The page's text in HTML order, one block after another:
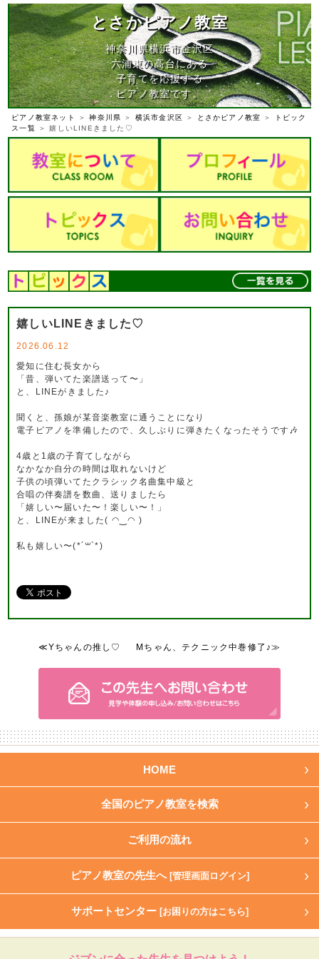
とさかピアノ教室
神奈川県横浜市金沢区
六浦東の高台にある
子育てを応援する
ピアノ教室です。
ピアノ教室ネット ＞神奈川県 ＞ 横浜市金沢区 ＞ とさかピアノ教室 ＞
トピック
ス一覧 ＞ 嬉しいLINEきました♡
嬉しいLINEきました♡
2026.06.12
愛知に住む長女から
「昔、弾いてた楽譜送って〜」
と、LINEがきました♪
聞くと、孫娘が某音楽教室に通うことになり
電子ピアノを準備したので、久しぶりに弾きたくなったそうです🎶
4歳と1歳の子育てしながら
なかなか自分の時間は取れないけど
子供の頃弾いてたクラシック名曲集中級と
合唱の伴奏譜を数曲、送りましたら
「嬉しい〜届いた〜！楽しい〜！」
と、LINEが来ました( ◠‿◠ )
私も嬉しい〜(*´꒳`*)
≪Yちゃんの推し♡ Mちゃん、テクニック中巻修了♪≫
HOME
全国のピアノ教室を検索
ご利用の流れ
ピアノ教室の先生へ [管理画面ログイン]
サポートセンター [お困りの方はこちら]